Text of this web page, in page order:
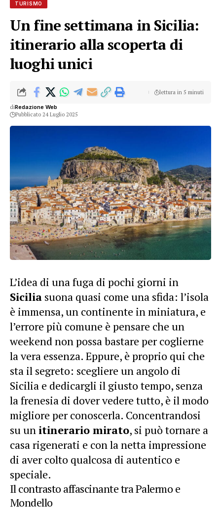
TURISMO
Un fine settimana in Sicilia:
itinerario alla scoperta di
luoghi unici
diRedazione Web
Pubblicato 24 Luglio 2025
lettura in 5 minuti
L’idea di una fuga di pochi giorni in
Sicilia suona quasi come una sfida: l’isola
è immensa, un continente in miniatura, e
l’errore più comune è pensare che un
weekend non possa bastare per coglierne
la vera essenza. Eppure, è proprio qui che
sta il segreto: scegliere un angolo di
Sicilia e dedicargli il giusto tempo, senza
la frenesia di dover vedere tutto, è il modo
migliore per conoscerla. Concentrandosi
su un itinerario mirato, si può tornare a
casa rigenerati e con la netta impressione
di aver colto qualcosa di autentico e
speciale.
Il contrasto affascinante tra Palermo e
Mondello